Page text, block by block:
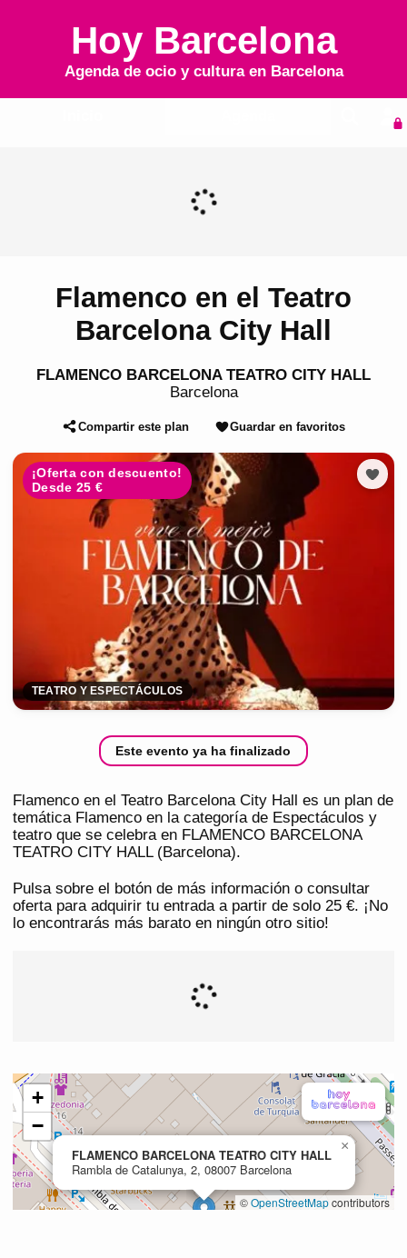
Hoy Barcelona
Agenda de ocio y cultura en Barcelona
Flamenco en el Teatro
Barcelona City Hall
FLAMENCO BARCELONA TEATRO CITY HALL
Barcelona
Compartir este plan Guardar en favoritos
¡Oferta con descuento!
Desde 25 €
TEATRO Y ESPECTÁCULOS
Este evento ya ha finalizado
Flamenco en el Teatro Barcelona City Hall es un plan de
temática Flamenco en la categoría de Espectáculos y
teatro que se celebra en FLAMENCO BARCELONA
TEATRO CITY HALL (Barcelona).
Pulsa sobre el botón de más información o consultar
oferta para adquirir tu entrada a partir de solo 25 €. ¡No
lo encontrarás más barato en ningún otro sitio!